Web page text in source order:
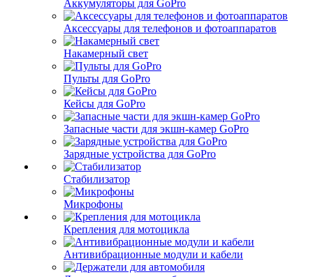
Аккумуляторы для GoPro
Аксессуары для телефонов и фотоаппаратов
Накамерный свет
Пульты для GoPro
Кейсы для GoPro
Запасные части для экшн-камер GoPro
Зарядные устройства для GoPro
Стабилизатор
Микрофоны
Крепления для мотоцикла
Антивибрационные модули и кабели